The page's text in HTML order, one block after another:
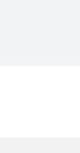
включая
с помощью видео.